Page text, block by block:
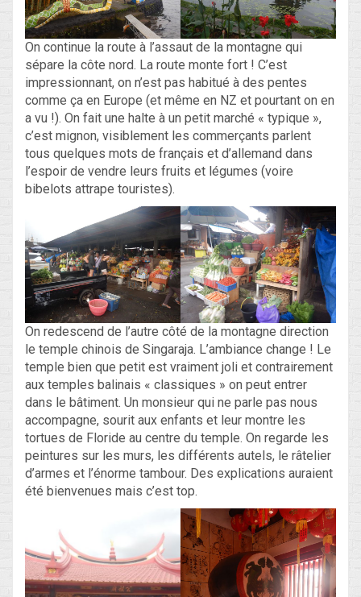
On continue la route à l’assaut de la montagne qui
sépare la côte nord. La route monte fort ! C’est
impressionnant, on n’est pas habitué à des pentes
comme ça en Europe (et même en NZ et pourtant on en
a vu !). On fait une halte à un petit marché « typique »,
c’est mignon, visiblement les commerçants parlent
tous quelques mots de français et d’allemand dans
l’espoir de vendre leurs fruits et légumes (voire
bibelots attrape touristes).
On redescend de l’autre côté de la montagne direction
le temple chinois de Singaraja. L’ambiance change ! Le
temple bien que petit est vraiment joli et contrairement
aux temples balinais « classiques » on peut entrer
dans le bâtiment. Un monsieur qui ne parle pas nous
accompagne, sourit aux enfants et leur montre les
tortues de Floride au centre du temple. On regarde les
peintures sur les murs, les différents autels, le râtelier
d’armes et l’énorme tambour. Des explications auraient
été bienvenues mais c’est top.